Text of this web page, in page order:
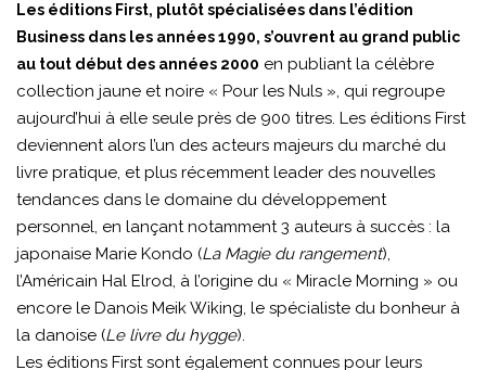
Les éditions First, plutôt spécialisées dans l’édition
Business dans les années 1990, s’ouvrent au grand public
au tout début des années 2000 en publiant la célèbre
collection jaune et noire « Pour les Nuls », qui regroupe
aujourd’hui à elle seule près de 900 titres. Les éditions First
deviennent alors l’un des acteurs majeurs du marché du
livre pratique, et plus récemment leader des nouvelles
tendances dans le domaine du développement
personnel, en lançant notamment 3 auteurs à succès : la
japonaise Marie Kondo (La Magie du rangement),
l’Américain Hal Elrod, à l’origine du « Miracle Morning » ou
encore le Danois Meik Wiking, le spécialiste du bonheur à
la danoise (Le livre du hygge).
Les éditions First sont également connues pour leurs